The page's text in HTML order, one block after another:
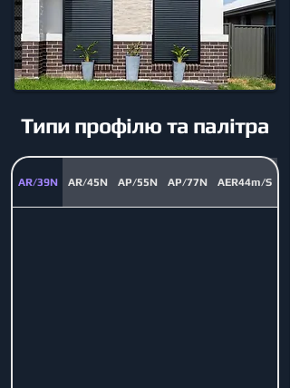
Типи профілю та палітра
AR/39N AR/45N AP/55N AP/77N AER44m/S